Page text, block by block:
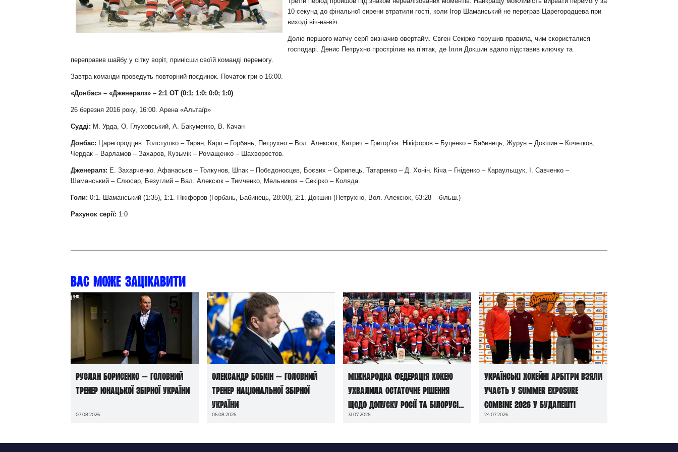
10 секунд до фінальної сирени втратили гості, коли Ігор Шаманський не переграв Царегородцева при
виході віч-на-віч.
Долю першого матчу серії визначив овертайм. Євген Секірко порушив правила, чим скористалися
господарі. Денис Петрухно прострілив на п’ятак, де Ілля Докшин вдало підставив ключку та
переправив шайбу у сітку воріт, принісши своїй команді перемогу.
Завтра команди проведуть повторний поєдинок. Початок гри о 16:00.
«Донбас» – «Дженералз» – 2:1 ОТ (0:1; 1:0; 0:0; 1:0)
26 березня 2016 року, 16:00. Арена «Альтаїр»
Судді: М. Урда, О. Глуховський, А. Бакуменко, В. Качан
Донбас: Царегородцев. Толстушко – Таран, Карп – Горбань, Петрухно – Вол. Алексюк, Катрич – Григор’єв. Нікіфоров – Буценко – Бабинець, Журун – Докшин – Кочетков,
Чердак – Варламов – Захаров, Кузьмік – Ромащенко – Шахворостов.
Дженералз: Е. Захарченко. Афанасьєв – Толкунов, Шпак – Побєдоносцев, Боєвих – Скрипець, Татаренко – Д. Хонін. Кіча – Гніденко – Караульщук, І. Савченко –
Шаманський – Слюсар, Безуглий – Вал. Алексюк – Тимченко, Мельников – Секірко – Коляда.
Голи: 0:1. Шаманський (1:35), 1:1. Нікіфоров (Горбань, Бабинець, 28:00), 2:1. Докшин (Петрухно, Вол. Алексюк, 63:28 – більш.)
Рахунок серії: 1:0
Вас може зацікавити
Руслан Борисенко — головний
тренер юнацької збірної України
07.08.2026
Олександр Бобкін — головний
тренер національної збірної
України
06.08.2026
Міжнародна федерація хокею
ухвалила остаточне рішення
щодо допуску росії та білорусі
до чемпіонатів світу сезону
31.07.2026
Українські хокейні арбітри взяли
участь у Summer Exposure
Combine 2026 у Будапешті
24.07.2026